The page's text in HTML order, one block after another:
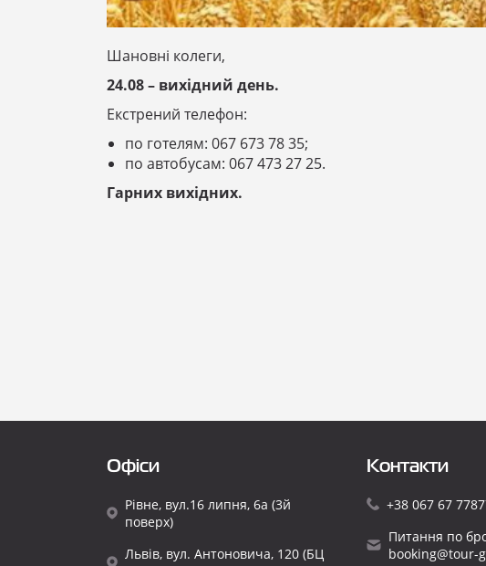
Шановні колеги,
24.08 – вихідний день.
Екстрений телефон:
по готелям: 067 673 78 35;
по автобусам: 067 473 27 25.
Гарних вихідних.
Офіси
Рівне, вул.16 липня, 6а (3й
поверх)
Львів, вул. Антоновича, 120 (БЦ
Контакти
+38 067 67
Питання по
booking@tour-